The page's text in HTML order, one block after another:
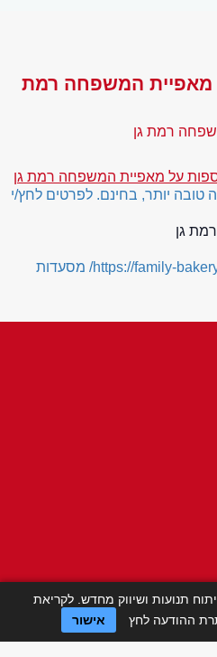
מאפיית המשפחה רמת
רמת גן
על מאפיית המשפחה רמת גן
יותר, בחינם. לפרטים לחץ/י
גן
https://family- מסעדות
Click a
תנועות ושיווק מחדש. לקריאת
ההודעה לחץ אישור